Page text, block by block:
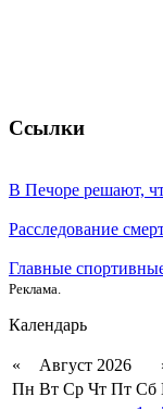
Ссылки
В Печоре решают,
Расследование
Главные
Реклама.
Календарь
« Август 2026
Пн Вт Ср Чт Пт Сб